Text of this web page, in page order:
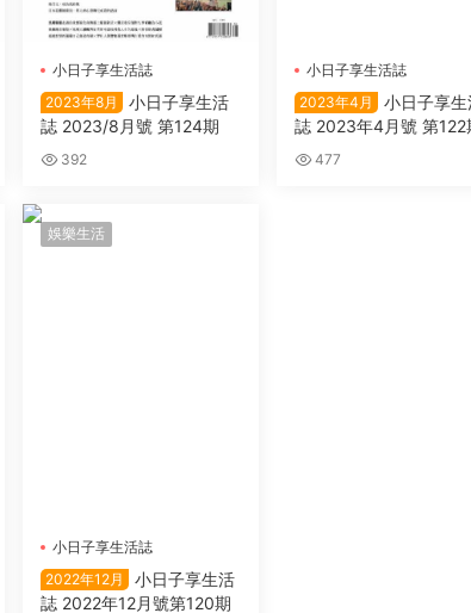
小日子享生活誌
2023年8月
小日子享生活
誌 2023/8月號 第124期
392
小日子享生活誌
2023年4月
小日子享生
誌 2023年4月號 第122
477
娛樂生活
小日子享生活誌
2022年12月
小日子享生活
誌 2022年12月號第120期